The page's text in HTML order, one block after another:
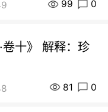
99 0
十》 解释：珍
81 0